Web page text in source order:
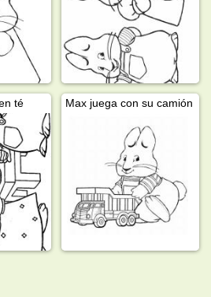
té Max juega con su camión